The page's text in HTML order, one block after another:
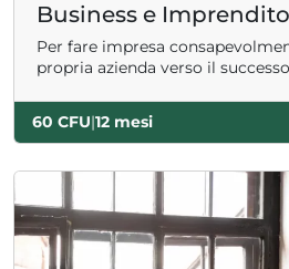
Business e
Per fare impresa
propria azienda verso il
60 CFU|12 mesi